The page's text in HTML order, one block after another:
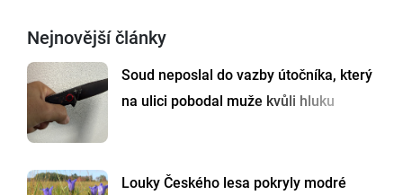
Nejnovější články
Soud neposlal do vazby útočníka, který
na ulici pobodal muže kvůli hluku
Louky Českého lesa pokryly modré